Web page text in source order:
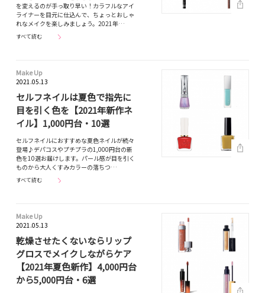
を変えるのが手っ取り早い！カラフルなアイ
ライナーを目元に仕込んで、ちょっとおしゃ
れなメイクを楽しみましょう。2021年…
すべて読む
Make Up
2021.05.13
セルフネイルは夏色で指先に
目を引く色を【2021年新作ネ
イル】1,000円台・10選
セルフネイルにおすすめな夏色ネイルが続々
登場♪デパコスやプチプラの1,000円台の新
色を10選お届けします。パール感が目を引く
ものから大人くすみカラーの落ちつ…
すべて読む
Make Up
2021.05.13
乾燥させたくないならリップ
グロスでメイクしながらケア
【2021年夏色新作】4,000円台
から5,000円台・6選